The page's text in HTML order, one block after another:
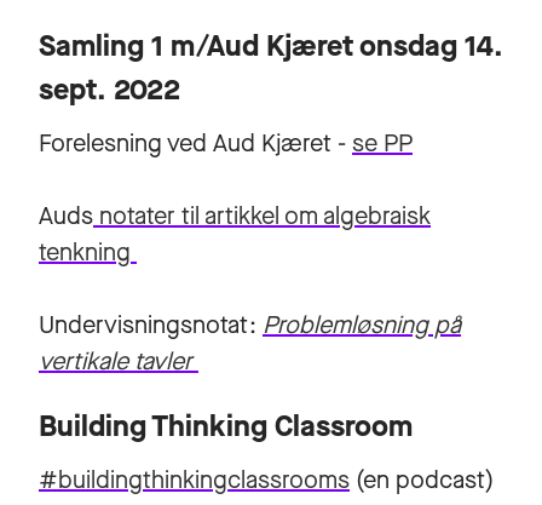
Samling 1 m/Aud Kjæret onsdag 14.
sept. 2022
Forelesning ved Aud Kjæret -se PP
Auds notater til artikkel om algebraisk
tenkning
Undervisningsnotat: Problemløsning på
vertikale tavler
Building Thinking Classroom
#buildingthinkingclassrooms (en podcast)